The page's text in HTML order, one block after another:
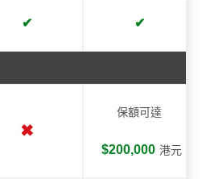
✔ ✔
✖
保額可達
$200,000 港元